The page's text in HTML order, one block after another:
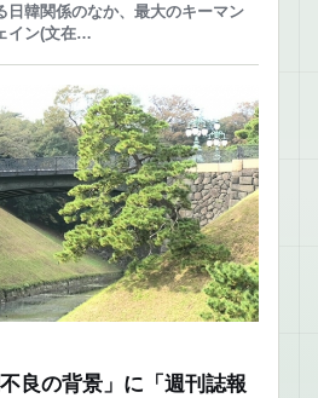
韓関係のなか、最大のキーマン
イン(文在…
良の背景」に「週刊誌報